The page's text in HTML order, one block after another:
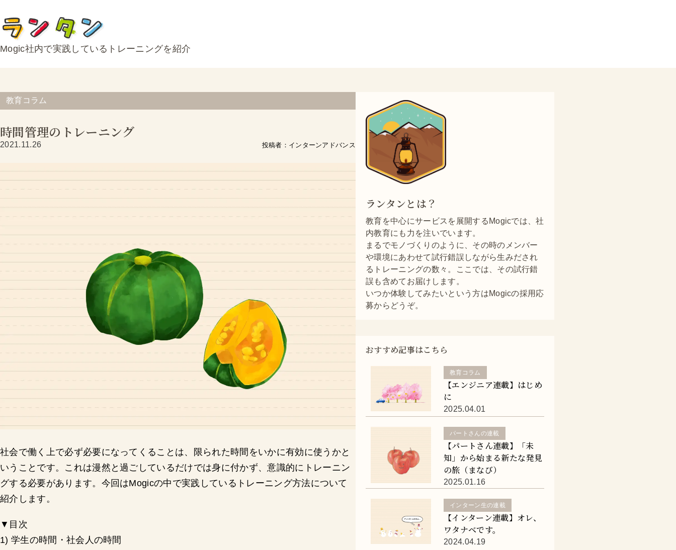
Mogic社内で実践しているトレーニングを紹介
教育コラム
時間管理のトレーニング
2021.11.26 投稿者：インターンアドバンス
社会で働く上で必ず必要になってくることは、限られた時間をいかに有効に使うかと
いうことです。これは漫然と過ごしているだけでは身に付かず、意識的にトレーニン
グする必要があります。今回はMogicの中で実践しているトレーニング方法について
紹介します。
▼目次
1) 学生の時間・社会人の時間
ランタンとは？
教育を中心にサービスを展開するMogicでは、社
内教育にも力を注いでいます。
まるでモノづくりのように、その時のメンバー
や環境にあわせて試行錯誤しながら生みだされ
るトレーニングの数々。ここでは、その試行錯
誤も含めてお届けします。
いつか体験してみたいという方はMogicの採用応
募からどうぞ。
おすすめ記事はこちら
教育コラム
【エンジニア連載】はじめ
に
2025.04.01
パートさんの連載
【パートさん連載】「未
知」から始まる新たな発見
の旅（まなび）
2025.01.16
インターン生の連載
【インターン連載】オレ、
ワタナベです。
2024.04.19